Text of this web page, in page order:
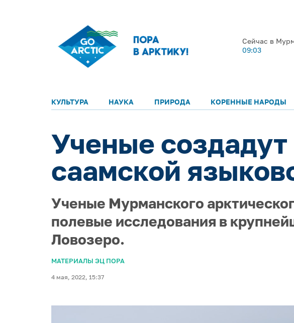
Сейчас в
09:03
КУЛЬТУРА НАУКА ПРИРОДА КОРЕННЫЕ НАРОДЫ
Ученые
саамской
Ученые Мурманского
полевые исследования в
Ловозеро.
МАТЕРИАЛЫ ЭЦ ПОРА
4 мая, 2022, 15:37